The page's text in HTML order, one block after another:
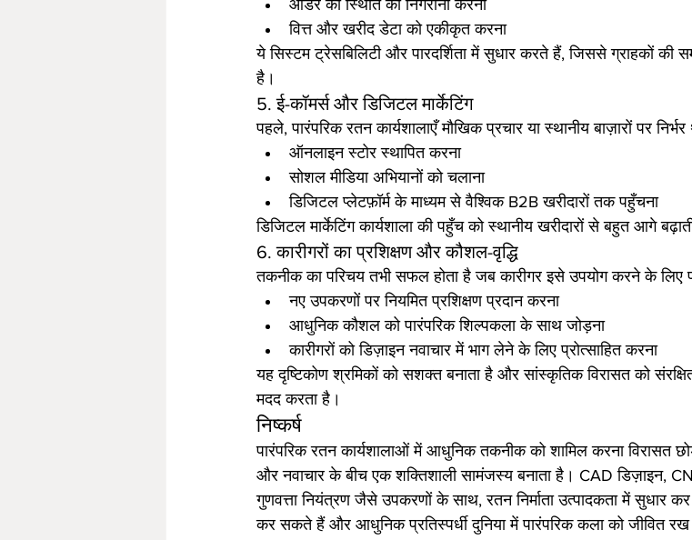
ऑर्डर की स्थिति की निगरानी करना
वित्त और खरीद डेटा को एकीकृत करना
ये सिस्टम ट्रेसबिलिटी और पारदर्शिता में सुधार करते हैं, जिससे ग्राहकों की
है।
5. ई-कॉमर्स और डिजिटल मार्केटिंग
पहले, पारंपरिक रतन कार्यशालाएँ मौखिक प्रचार या स्थानीय बाज़ारों पर
ऑनलाइन स्टोर स्थापित करना
सोशल मीडिया अभियानों को चलाना
डिजिटल प्लेटफ़ॉर्म के माध्यम से वैश्विक B2B खरीदारों तक पहुँचना
डिजिटल मार्केटिंग कार्यशाला की पहुँच को स्थानीय खरीदारों से बहुत आगे
6. कारीगरों का प्रशिक्षण और कौशल-वृद्धि
तकनीक का परिचय तभी सफल होता है जब कारीगर इसे उपयोग करने के लिए
नए उपकरणों पर नियमित प्रशिक्षण प्रदान करना
आधुनिक कौशल को पारंपरिक शिल्पकला के साथ जोड़ना
कारीगरों को डिज़ाइन नवाचार में भाग लेने के लिए प्रोत्साहित करना
यह दृष्टिकोण श्रमिकों को सशक्त बनाता है और सांस्कृतिक विरासत को
मदद करता है।
निष्कर्ष
पारंपरिक रतन कार्यशालाओं में आधुनिक तकनीक को शामिल करना विरासत
और नवाचार के बीच एक शक्तिशाली सामंजस्य बनाता है। CAD डिज़ाइन,
गुणवत्ता नियंत्रण जैसे उपकरणों के साथ, रतन निर्माता उत्पादकता में सुधार
कर सकते हैं और आधुनिक प्रतिस्पर्धी दुनिया में पारंपरिक कला को जीवित